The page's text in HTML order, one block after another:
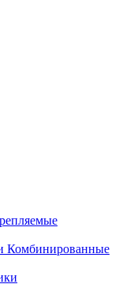
Комбинированные